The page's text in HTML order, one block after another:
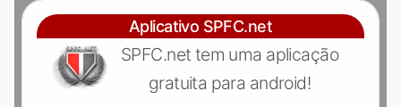
Aplicativo SPFC.net
SPFC.net tem uma aplicação
gratuita para android!